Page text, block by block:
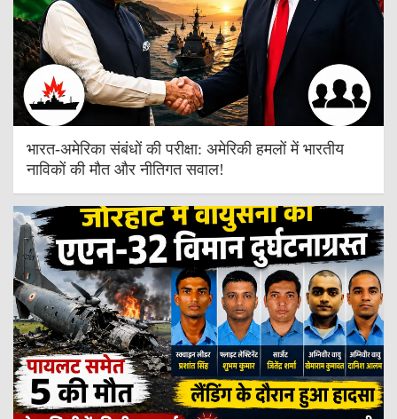
भारत-अमेरिका संबंधों की परीक्षा: अमेरिकी हमलों में भारतीय
नाविकों की मौत और नीतिगत सवाल!